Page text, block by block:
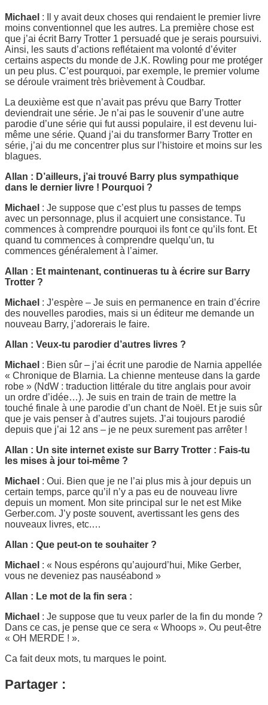
Michael : Il y avait deux choses qui rendaient le premier livre
moins conventionnel que les autres. La première chose est
que j’ai écrit Barry Trotter 1 persuadé que je serais poursuivi.
Ainsi, les sauts d’actions reflétaient ma volonté d’éviter
certains aspects du monde de J.K. Rowling pour me protéger
un peu plus. C’est pourquoi, par exemple, le premier volume
se déroule vraiment très brièvement à Coudbar.
La deuxième est que n’avait pas prévu que Barry Trotter
deviendrait une série. Je n’ai pas le souvenir d’une autre
parodie d’une série qui fut aussi populaire, il est devenu lui-
même une série. Quand j’ai du transformer Barry Trotter en
série, j’ai du me concentrer plus sur l’histoire et moins sur les
blagues.
Allan : D’ailleurs, j’ai trouvé Barry plus sympathique
dans le dernier livre ! Pourquoi ?
Michael : Je suppose que c’est plus tu passes de temps
avec un personnage, plus il acquiert une consistance. Tu
commences à comprendre pourquoi ils font ce qu’ils font. Et
quand tu commences à comprendre quelqu’un, tu
commences généralement à l’aimer.
Allan : Et maintenant, continueras tu à écrire sur Barry
Trotter ?
Michael : J’espère – Je suis en permanence en train d’écrire
des nouvelles parodies, mais si un éditeur me demande un
nouveau Barry, j’adorerais le faire.
Allan : Veux-tu parodier d’autres livres ?
Michael : Bien sûr – j’ai écrit une parodie de Narnia appellée
« Chronique de Blarnia. La chienne menteuse dans la garde
robe » (NdW : traduction littérale du titre anglais pour avoir
un ordre d’idée…). Je suis en train de train de mettre la
touché finale à une parodie d’un chant de Noël. Et je suis sûr
que je vais penser à d’autres sujets. J’ai toujours parodié
depuis que j’ai 12 ans – je ne peux surement pas arrêter !
Allan : Un site internet existe sur Barry Trotter : Fais-tu
les mises à jour toi-même ?
Michael : Oui. Bien que je ne l’ai plus mis à jour depuis un
certain temps, parce qu’il n’y a pas eu de nouveau livre
depuis un moment. Mon site principal sur le net est Mike
Gerber.com. J’y poste souvent, avertissant les gens des
nouveaux livres, etc.…
Allan : Que peut-on te souhaiter ?
Michael : « Nous espérons qu’aujourd’hui, Mike Gerber,
vous ne deveniez pas nauséabond »
Allan : Le mot de la fin sera :
Michael : Je suppose que tu veux parler de la fin du monde ?
Dans ce cas, je pense que ce sera « Whoops ». Ou peut-être
« OH MERDE ! ».
Ca fait deux mots, tu marques le point.
Partager :